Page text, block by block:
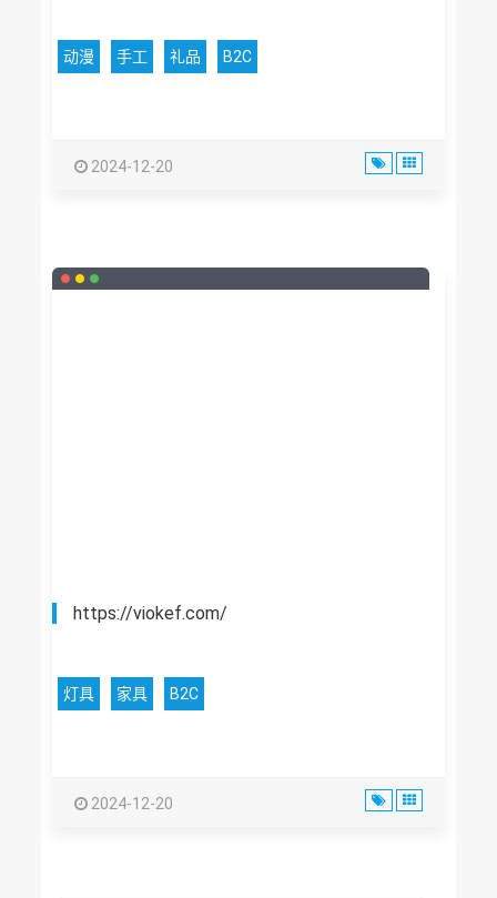
动漫 手工 礼品 B2C
2024-12-20
https://viokef.com/
灯具 家具 B2C
2024-12-20